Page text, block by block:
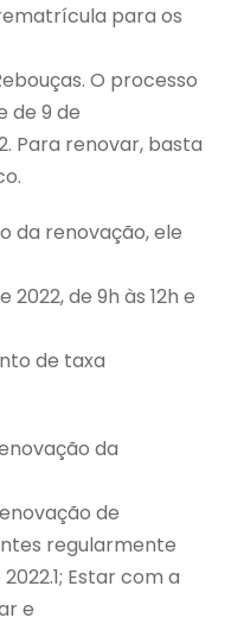
para os
O processo
de 9 de
Para renovar, basta
da renovação, ele
2022, de 9h às 12h e
de taxa
da
de
regularmente
Estar com a
e